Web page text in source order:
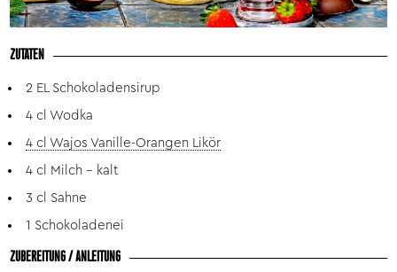
ZUTATEN
2 EL Schokoladensirup
4 cl Wodka
4 cl Wajos Vanille-Orangen Likör
4 cl Milch – kalt
3 cl Sahne
1 Schokoladenei
ZUBEREITUNG / ANLEITUNG